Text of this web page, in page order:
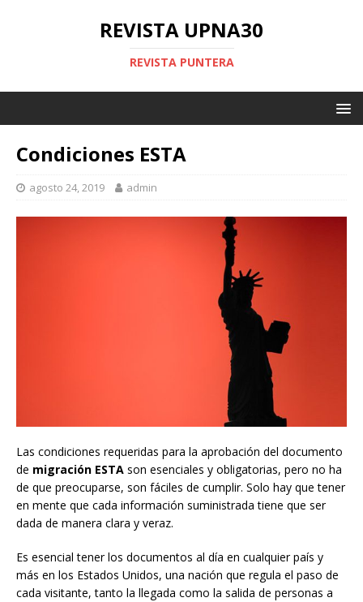
REVISTA UPNA30
REVISTA PUNTERA
Condiciones ESTA
agosto 24, 2019 admin
Las condiciones requeridas para la aprobación del documento
de migración ESTA son esenciales y obligatorias, pero no ha
de que preocuparse, son fáciles de cumplir. Solo hay que tener
en mente que cada información suministrada tiene que ser
dada de manera clara y veraz.
Es esencial tener los documentos al día en cualquier país y
más en los Estados Unidos, una nación que regula el paso de
cada visitante, tanto la llegada como la salida de personas a